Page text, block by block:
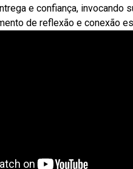
e confiança,
de reflexão e conexão